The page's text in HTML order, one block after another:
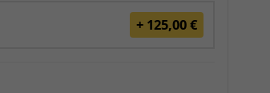
+ 125,00 €